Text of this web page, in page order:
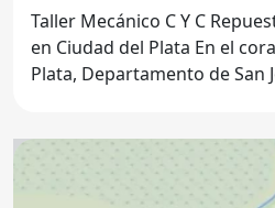
Taller Mecánico C Y C
en Ciudad del Plata En el corazón de Ciudad del
Plata, Departamento de San